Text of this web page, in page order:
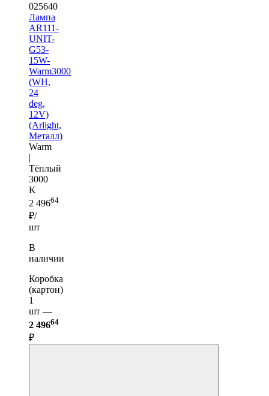
025640
Лампа
AR111-
UNIT-
G53-
15W-
Warm3000
(WH,
24
deg,
12V)
(Arlight,
Металл)
Warm
|
Тёплый
3000
K
2 49664
₽/
шт
В
наличии
Коробка
(картон)
1
шт —
2 49664
₽